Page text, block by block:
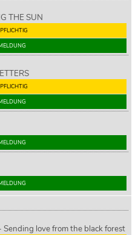
THE SUN
love from the black forest